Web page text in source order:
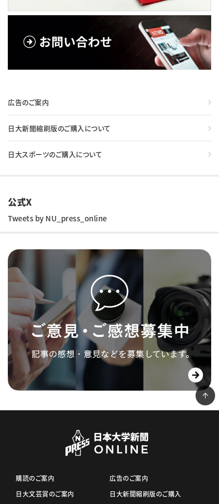
広告のご案内
日大新聞縮刷版のご購入について
日大スポーツのご購入について
公式X
Tweets by NU_press_online
購読のご案内
日大文芸賞のご案内
広告のご案内
日大新聞縮刷版のご購入